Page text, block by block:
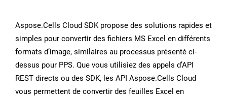
Aspose.Cells Cloud SDK propose des solutions rapides et
simples pour convertir des fichiers MS Excel en différents
formats d’image, similaires au processus présenté ci-
dessus pour PPS. Que vous utilisiez des appels d’API
REST directs ou des SDK, les API Aspose.Cells Cloud
vous permettent de convertir des feuilles Excel en